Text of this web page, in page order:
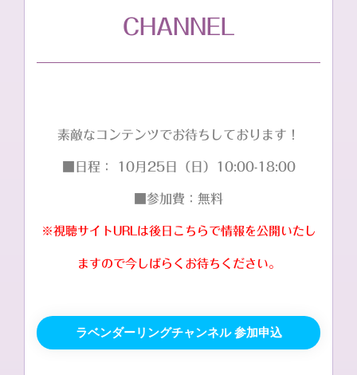
CHANNEL
素敵なコンテンツでお待ちしております！
■日程： 10月25日（日）10:00-18:00
■参加費：無料
※視聴サイトURLは後日こちらで情報を公開いたし
ますので今しばらくお待ちください。
ラベンダーリングチャンネル 参加申込